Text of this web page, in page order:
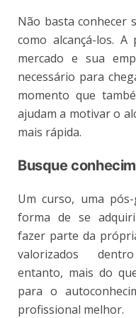
Não basta conhecer
como alcançá-los.
mercado e sua
necessário para
momento que
ajudam a motivar o
mais rápida.
Busque
Um curso, uma
forma de se
fazer parte da
valorizados
entanto, mais do
para o
profissional melhor.